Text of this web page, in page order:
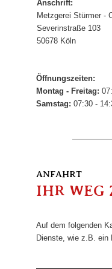
Anschrift:
Metzgerei Stürmer -
Severinstraße 103
50678 Köln
Öffnungszeiten:
Montag - Freitag:
Samstag: 07:30 -
ANFAHRT
IHR WEG
Auf dem folgenden
Dienste, wie z.B. ein